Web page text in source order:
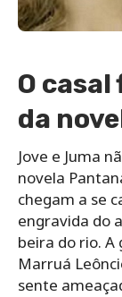
O
da
Jove e Juma
novela
chegam a se
engravida do
beira do rio.
Marruá
sente